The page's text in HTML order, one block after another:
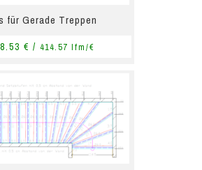
für Gerade Treppen
€ / 414.57 lfm/€